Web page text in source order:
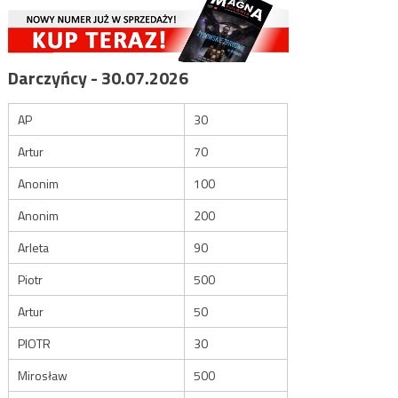
Darczyńcy - 30.07.2026
AP
30
Artur
70
Anonim
100
Anonim
200
Arleta
90
Piotr
500
Artur
50
PIOTR
30
Mirosław
500